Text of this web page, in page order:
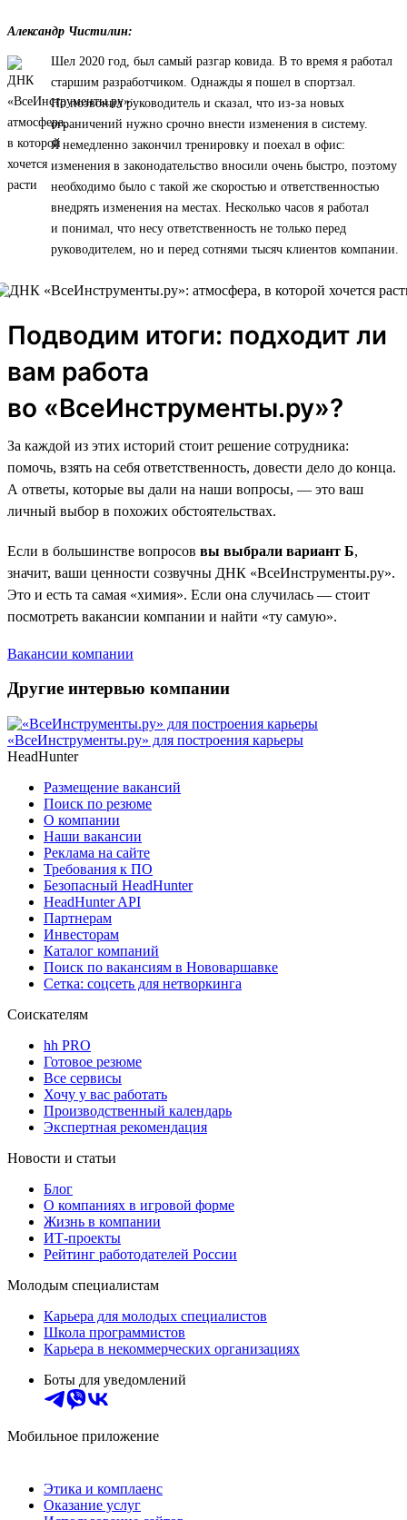
Александр Чистилин:
Шел 2020 год, был самый разгар ковида. В то время я работал
старшим разработчиком. Однажды я пошел в спортзал.
Но позвонил руководитель и сказал, что из-за новых
ограничений нужно срочно внести изменения в систему.
Я немедленно закончил тренировку и поехал в офис:
изменения в законодательство вносили очень быстро, поэтому
необходимо было с такой же скоростью и ответственностью
внедрять изменения на местах. Несколько часов я работал
и понимал, что несу ответственность не только перед
руководителем, но и перед сотнями тысяч клиентов компании.
Подводим итоги: подходит ли
вам работа
во «ВсеИнструменты.ру»?
За каждой из этих историй стоит решение сотрудника:
помочь, взять на себя ответственность, довести дело до конца.
А ответы, которые вы дали на наши вопросы, — это ваш
личный выбор в похожих обстоятельствах.
Если в большинстве вопросов вы выбрали вариант Б,
значит, ваши ценности созвучны ДНК «ВсеИнструменты.ру».
Это и есть та самая «химия». Если она случилась — стоит
посмотреть вакансии компании и найти «ту самую».
Вакансии компании
Другие интервью компании
«ВсеИнструменты.ру» для построения карьеры
HeadHunter
Размещение вакансий
Поиск по резюме
О компании
Наши вакансии
Реклама на сайте
Требования к ПО
Безопасный HeadHunter
HeadHunter API
Партнерам
Инвесторам
Каталог компаний
Поиск по вакансиям в Нововаршавке
Сетка: соцсеть для нетворкинга
Соискателям
hh PRO
Готовое резюме
Все сервисы
Хочу у вас работать
Производственный календарь
Экспертная рекомендация
Новости и статьи
Блог
О компаниях в игровой форме
Жизнь в компании
ИТ-проекты
Рейтинг работодателей России
Молодым специалистам
Карьера для молодых специалистов
Школа программистов
Карьера в некоммерческих организациях
Боты для уведомлений
Мобильное приложение
Этика и комплаенс
Оказание услуг